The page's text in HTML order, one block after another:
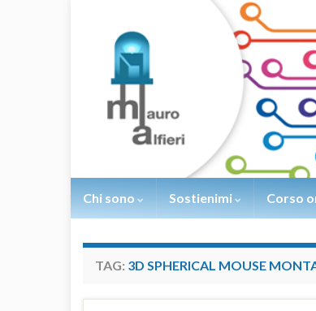
Chi sono Sostienimi Corso
TAG: 3D SPHERICAL MOUSE